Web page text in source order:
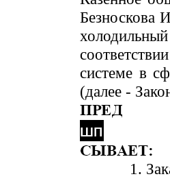
Безноскова
системе в
(далее -